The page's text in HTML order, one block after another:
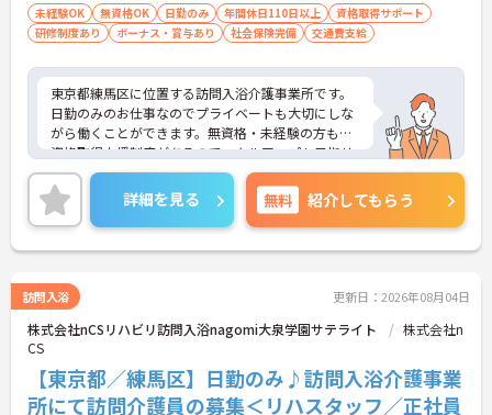
未経験OK 無資格OK 日勤のみ 年間休日110日以上
資格取得サポート
研修制度あり
ボーナス・賞与あり 社会保険完備 交通費支給
東京都練馬区に位置する訪問入浴介護事業所です。
日勤のみのお仕事なのでプライベートも大切にしな
がら働くことができます。無資格・未経験の方も、
資格取得支援制度があるのでスキルアップも目指せ
る環境です。ご興味をお持ちの方はお気軽にお問い
合わせください。詳細を見る 無料 紹介してもらう
訪問入浴 更新日：2026年08月04日
株式会社nCSリハビリ訪問入浴nagomi大泉学園サテライト
株式会社n
CS
【東京都／練馬区】日勤のみ♪訪問入浴介護事業
所にて訪問介護員の募集＜リハスタッフ／正社員